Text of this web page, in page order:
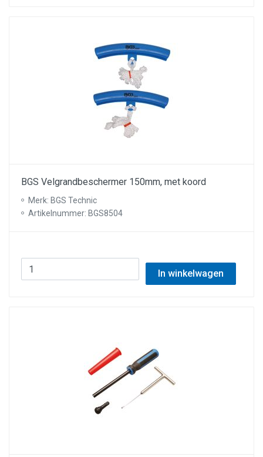
BGS Velgrandbeschermer 150mm, met koord
Merk: BGS Technic
Artikelnummer: BGS8504
In winkelwagen